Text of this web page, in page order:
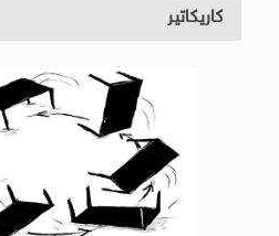
كاريكاتير